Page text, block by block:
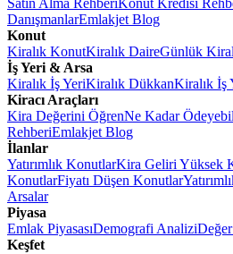
Satın Alma RehberiKonut Kredisi
DanışmanlarEmlakjet Blog
Konut
Kiralık KonutKiralık DaireGünlük
İş Yeri & Arsa
Kiralık İş YeriKiralık DükkanKiralık İş
Kiracı Araçları
Kira Değerini ÖğrenNe Kadar
RehberiEmlakjet Blog
İlanlar
Yatırımlık KonutlarKira Geliri Yüksek
KonutlarFiyatı Düşen Konutlar
Arsalar
Piyasa
Emlak PiyasasıDemografi Analizi
Keşfet